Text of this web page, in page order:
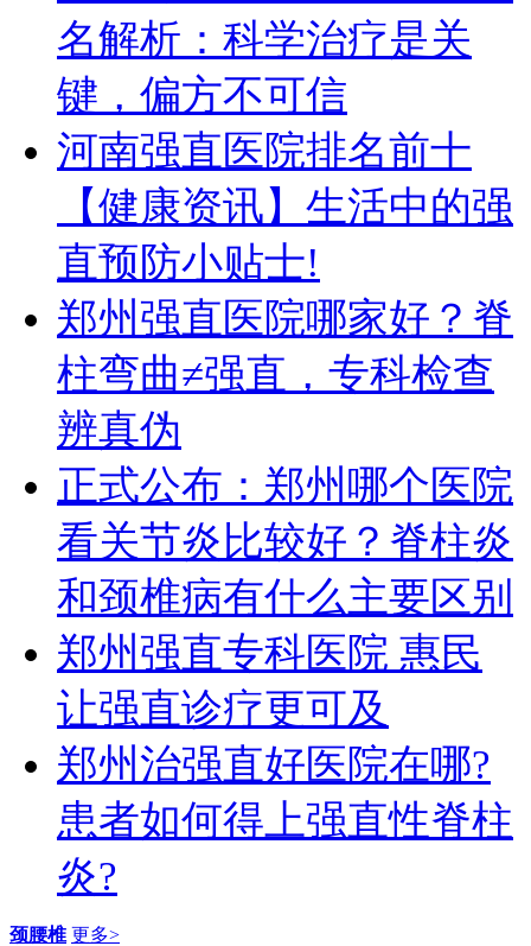
名解析：科学治疗是关
键，偏方不可信
河南强直医院排名前十
【健康资讯】生活中的强
直预防小贴士!
郑州强直医院哪家好？脊
柱弯曲≠强直，专科检查
辨真伪
正式公布：郑州哪个医院
看关节炎比较好？脊柱炎
和颈椎病有什么主要区别
郑州强直专科医院 惠民
让强直诊疗更可及
郑州治强直好医院在哪?
患者如何得上强直性脊柱
炎?
颈腰椎 更多>